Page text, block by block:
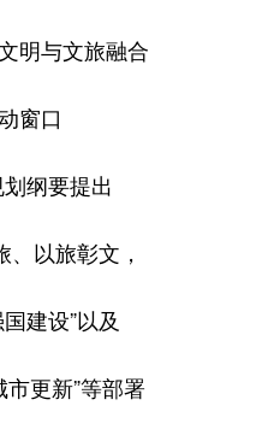
明与文旅融合
窗口
纲要提出
以旅彰文，
建设”以及
更新”等部署